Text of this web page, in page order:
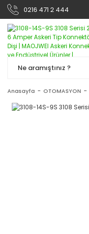
0216 471 2 444
Anasayfa OTOMASYON